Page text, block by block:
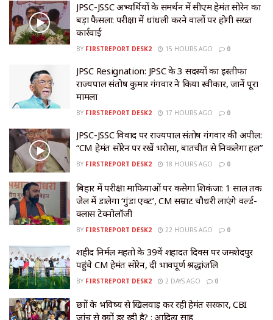
JPSC-JSSC अभ्यर्थियों के समर्थन में सीएम हेमंत सोरेन का
बड़ा फैसला: परीक्षा में धांधली करने वालों पर होगी सख्त
कार्रवाई
BY FIRSTREPORT DESK2 15 HOURS AGO 0
JPSC Resignation: JPSC के 3 सदस्यों का इस्तीफा
राज्यपाल संतोष कुमार गंगवार ने किया स्वीकार, जानें पूरा
मामला
BY FIRSTREPORT DESK2 17 HOURS AGO 0
JPSC-JSSC विवाद पर राज्यपाल संतोष गंगवार की अपील:
“CM हेमंत सोरेन पर रखें भरोसा, बातचीत से निकलेगा हल”
BY FIRSTREPORT DESK2 18 HOURS AGO 0
बिहार में परीक्षा माफियाओं पर कसेगा शिकंजा: 1 साल तक
जेल में डालेगा ‘गुंडा एक्ट’, CM सम्राट चौधरी लाएंगे वर्ल्ड-
क्लास टेक्नोलॉजी
BY FIRSTREPORT DESK2 22 HOURS AGO 0
शहीद निर्मल महतो के 39वें शहादत दिवस पर जमशेदपुर
पहुंचे CM हेमंत सोरेन, दी भावपूर्ण श्रद्धांजलि
BY FIRSTREPORT DESK2 2 DAYS AGO 0
छात्रों के भविष्य से खिलवाड़ कर रही हेमंत सरकार, CBI
जांच से क्यों डर रही है? : आदित्य साहू